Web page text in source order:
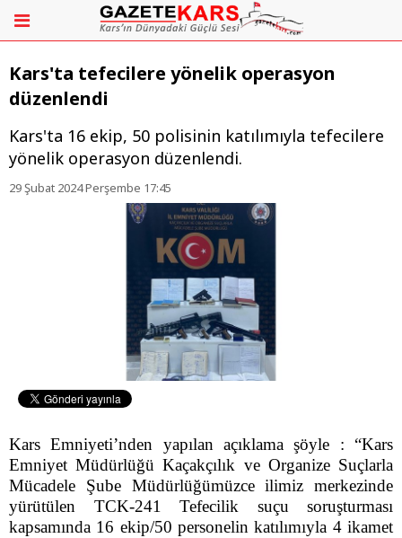
Kars'ta tefecilere yönelik operasyon
düzenlendi
Kars'ta 16 ekip, 50 polisinin katılımıyla tefecilere
yönelik operasyon düzenlendi.
29 Şubat 2024 Perşembe 17:45
Kars Emniyeti’nden yapılan açıklama şöyle : “Kars
Emniyet Müdürlüğü Kaçakçılık ve Organize Suçlarla
Mücadele Şube Müdürlüğümüzce ilimiz merkezinde
yürütülen TCK-241 Tefecilik suçu soruşturması
kapsamında 16 ekip/50 personelin katılımıyla 4 ikamet